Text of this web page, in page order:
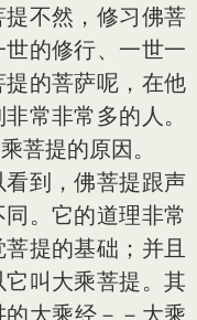
不然，修习佛菩
的修行、一世一
的菩萨呢，在他
常非常多的人。
菩提的原因。
到，佛菩提跟声
。它的道理非常
提的基础；并且
叫大乘菩提。其
大乘经－－大乘